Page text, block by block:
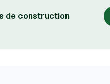
de construction